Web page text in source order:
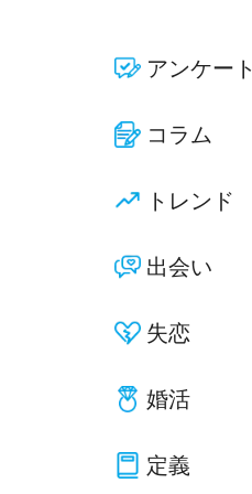
アンケート
コラム
トレンド
出会い
失恋
婚活
定義